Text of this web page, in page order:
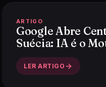
ARTIGO
Google Abre
Suécia: IA é o
LER ARTIGO